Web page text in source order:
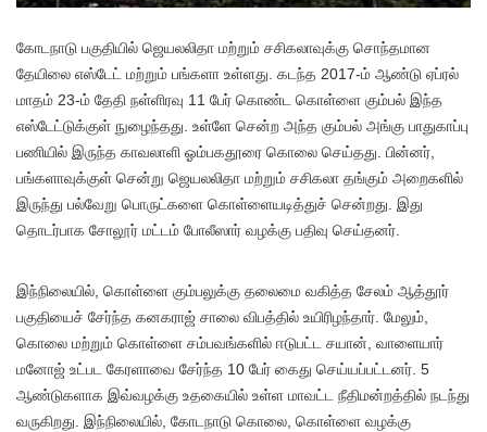
கோடநாடு பகுதியில் ஜெயலலிதா மற்றும் சசிகலாவுக்கு சொந்தமான
தேயிலை எஸ்டேட் மற்றும் பங்களா உள்ளது. கடந்த 2017-ம் ஆண்டு ஏப்ரல்
மாதம் 23-ம் தேதி நள்ளிரவு 11 பேர் கொண்ட கொள்ளை கும்பல் இந்த
எஸ்டேட்டுக்குள் நுழைந்தது. உள்ளே சென்ற அந்த கும்பல் அங்கு பாதுகாப்பு
பணியில் இருந்த காவலாளி ஓம்பகதூரை கொலை செய்தது. பின்னர்,
பங்களாவுக்குள் சென்று ஜெயலலிதா மற்றும் சசிகலா தங்கும் அறைகளில்
இருந்து பல்வேறு பொருட்களை கொள்ளையடித்துச் சென்றது. இது
தொடர்பாக சோலூர் மட்டம் போலீஸார் வழக்கு பதிவு செய்தனர்.
இந்நிலையில், கொள்ளை கும்பலுக்கு தலைமை வகித்த சேலம் ஆத்தூர்
பகுதியைச் சேர்ந்த கனகராஜ் சாலை விபத்தில் உயிரிழந்தார். மேலும்,
கொலை மற்றும் கொள்ளை சம்பவங்களில் ஈடுபட்ட சயான், வாளையார்
மனோஜ் உட்பட கேரளாவை சேர்ந்த 10 பேர் கைது செய்யப்பட்டனர். 5
ஆண்டுகளாக இவ்வழக்கு உதகையில் உள்ள மாவட்ட நீதிமன்றத்தில் நடந்து
வருகிறது. இந்நிலையில், கோடநாடு கொலை, கொள்ளை வழக்கு